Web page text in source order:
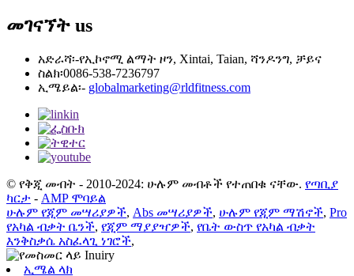
መገናኘት us
አድራሻ፡-የኢኮኖሚ ልማት ዞን, Xintai, Taian, ሻንዶንግ, ቻይና
ስልክ፡0086-538-7236797
ኢሜይል፡- globalmarketing@rldfitness.com
© የቅጂ መብት - 2010-2024: ሁሉም መብቶች የተጠበቁ ናቸው. የጣቢያ
ካርታ - AMP ሞባይል
ሁሉም የጂም መሣሪያዎች, Abs መሣሪያዎች, ሁሉም የጂም ማሽኖች, Pro
የአካል ብቃት ቤንች, የጂም ማያያዣዎች, የቤት ውስጥ የአካል ብቃት
እንቅስቃሴ አስፈላጊ ነገሮች,
ኢሜል ላክ